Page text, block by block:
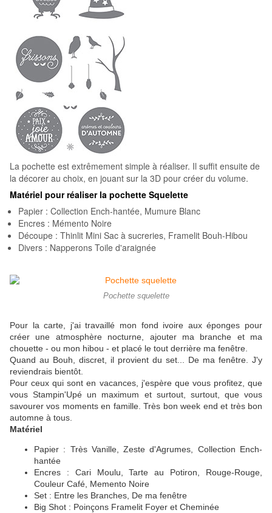
La pochette est extrêmement simple à réaliser. Il suffit ensuite de
la décorer au choix, en jouant sur la 3D pour créer du volume.
Matériel pour réaliser la pochette Squelette
Papier : Collection Ench-hantée, Mumure Blanc
Encres : Mémento Noire
Découpe : Thinlit Mini Sac à sucreries, Framelit Bouh-Hibou
Divers : Napperons Toile d'araignée
Pochette squelette
Pour la carte, j'ai travaillé mon fond ivoire aux éponges pour
créer une atmosphère nocturne, ajouter ma branche et ma
chouette - ou mon hibou - et placé le tout derrière ma fenêtre.
Quand au Bouh, discret, il provient du set... De ma fenêtre. J'y
reviendrais bientôt.
Pour ceux qui sont en vacances, j'espère que vous profitez, que
vous Stampin'Upé un maximum et surtout, surtout, que vous
savourer vos moments en famille. Très bon week end et très bon
automne à tous.
Matériel
Papier : Très Vanille, Zeste d'Agrumes, Collection Ench-
hantée
Encres : Cari Moulu, Tarte au Potiron, Rouge-Rouge,
Couleur Café, Memento Noire
Set : Entre les Branches, De ma fenêtre
Big Shot : Poinçons Framelit Foyer et Cheminée